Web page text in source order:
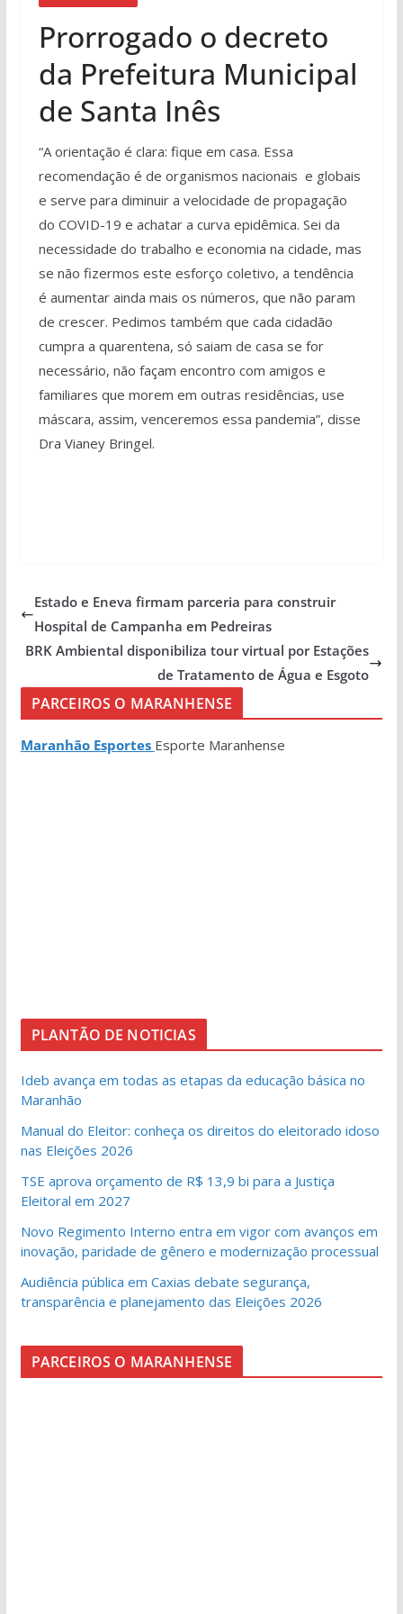
Prorrogado o decreto
da Prefeitura Municipal
de Santa Inês
“A orientação é clara: fique em casa. Essa
recomendação é de organismos nacionais e globais
e serve para diminuir a velocidade de propagação
do COVID-19 e achatar a curva epidêmica. Sei da
necessidade do trabalho e economia na cidade, mas
se não fizermos este esforço coletivo, a tendência
é aumentar ainda mais os números, que não param
de crescer. Pedimos também que cada cidadão
cumpra a quarentena, só saiam de casa se for
necessário, não façam encontro com amigos e
familiares que morem em outras residências, use
máscara, assim, venceremos essa pandemia”, disse
Dra Vianey Bringel.
Estado e Eneva firmam parceria para construir
Hospital de Campanha em Pedreiras
BRK Ambiental disponibiliza tour virtual por Estações
de Tratamento de Água e Esgoto
PARCEIROS O MARANHENSE
Maranhão Esportes Esporte Maranhense
PLANTÃO DE NOTICIAS
Ideb avança em todas as etapas da educação básica no
Maranhão
Manual do Eleitor: conheça os direitos do eleitorado idoso
nas Eleições 2026
TSE aprova orçamento de R$ 13,9 bi para a Justiça
Eleitoral em 2027
Novo Regimento Interno entra em vigor com avanços em
inovação, paridade de gênero e modernização processual
Audiência pública em Caxias debate segurança,
transparência e planejamento das Eleições 2026
PARCEIROS O MARANHENSE